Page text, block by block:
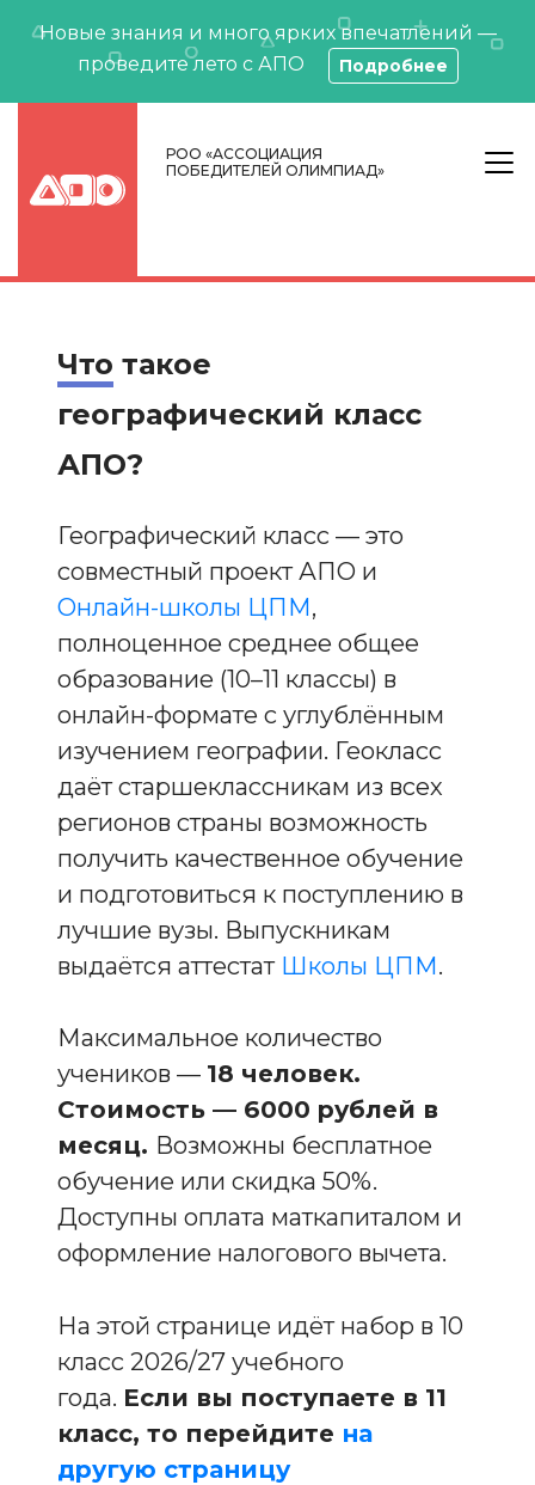
Новые знания и много ярких впечатлений —
проведите лето с АПО
Подробнее
РОО «АССОЦИАЦИЯ
ПОБЕДИТЕЛЕЙ ОЛИМПИАД»
Что такое
географический класс
АПО?
Географический класс — это
совместный проект АПО и
Онлайн-школы ЦПМ,
полноценное среднее общее
образование (10–11 классы) в
онлайн-формате с углублённым
изучением географии. Геокласс
даёт старшеклассникам из всех
регионов страны возможность
получить качественное обучение
и подготовиться к поступлению в
лучшие вузы. Выпускникам
выдаётся аттестат Школы ЦПМ.
Максимальное количество
учеников — 18 человек.
Стоимость — 6000 рублей в
месяц. Возможны бесплатное
обучение или скидка 50%.
Доступны оплата маткапиталом и
оформление налогового вычета.
На этой странице идёт набор в 10
класс 2026/27 учебного
года. Если вы поступаете в 11
класс, то перейдите на
другую страницу